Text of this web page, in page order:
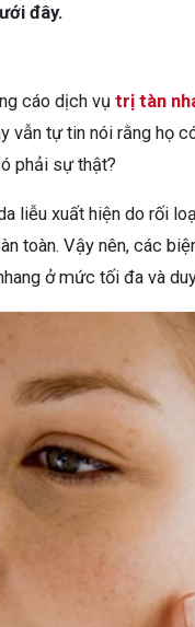
đây.
cáo dịch vụ trị tàn
vẫn tự tin nói rằng họ
phải sự thật?
liễu xuất hiện do rối
toàn. Vậy nên, các
ở mức tối đa và